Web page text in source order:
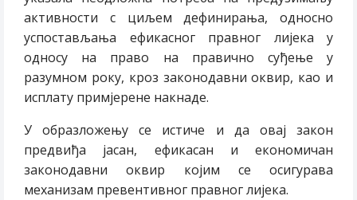
активности с циљем дефинирања, односно
успостављања ефикасног правног лијека у
односу на право на правично суђење у
разумном року, кроз законодавни оквир, као и
исплату примјерене накнаде.
У образложењу се истиче и да овај закон
предвиђа јасан, ефикасан и економичан
законодавни оквир којим се осигурава
механизам превентивног правног лијека.